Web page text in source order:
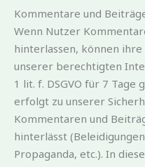
Kommentare und
Wenn Nutzer
hinterlassen, können ihre
unserer berechtigten
1 lit. f. DSGVO für 7 Tage
erfolgt zu unserer
Kommentaren und
hinterlässt
Propaganda, etc.). In